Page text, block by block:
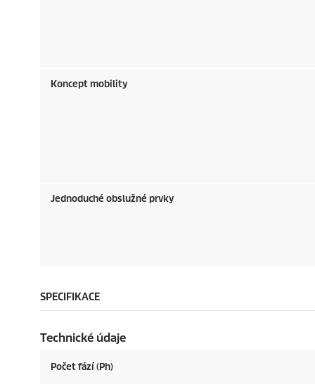
Koncept mobility
Jednoduché obslužné prvky
SPECIFIKACE
Technické údaje
Počet fází (Ph)